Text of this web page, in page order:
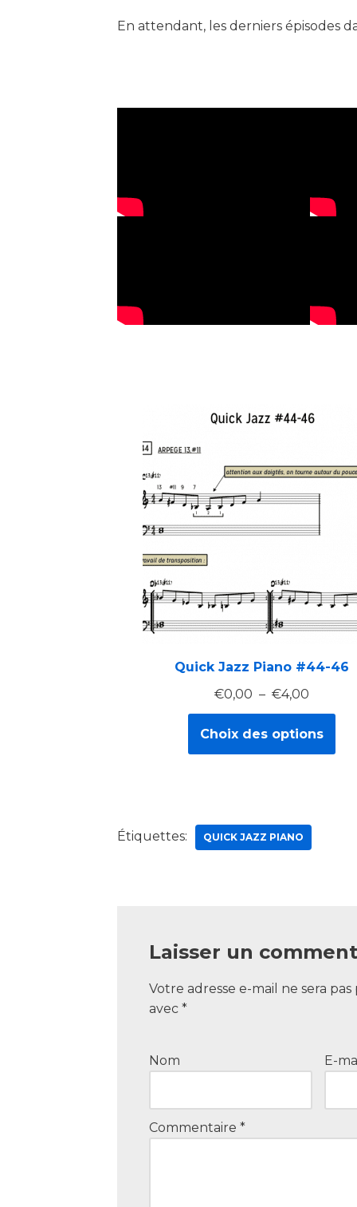
En attendant, les derniers épisodes
Quick Jazz Piano #44-46
€0,00 – €4,00
Choix des options
Étiquettes: QUICK JAZZ PIANO
Laisser un
Votre adresse e-mail ne sera pas
avec *
Nom E-
Commentaire *